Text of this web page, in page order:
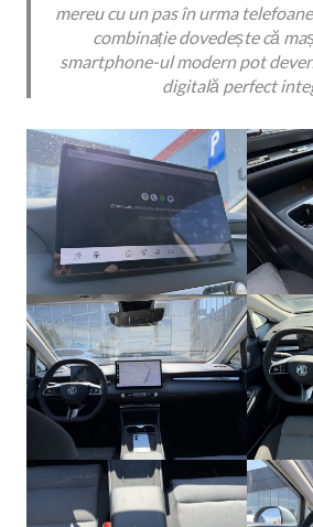
mereu cu un pas în urma
combinație dovedește că
smartphone-ul modern pot
digitală perfect